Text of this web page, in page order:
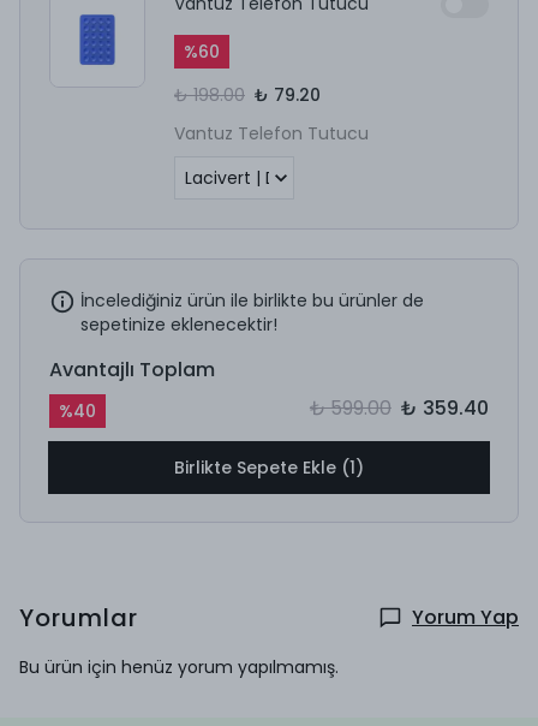
%60
₺ 198.00 ₺ 79.20
Vantuz Telefon Tutucu
İncelediğiniz ürün ile birlikte bu ürünler de
sepetinize eklenecektir!
Avantajlı Toplam
%40 ₺ 599.00 ₺ 359.40
Birlikte Sepete Ekle (1)
Yorumlar Yorum Yap
Bu ürün için henüz yorum yapılmamış.